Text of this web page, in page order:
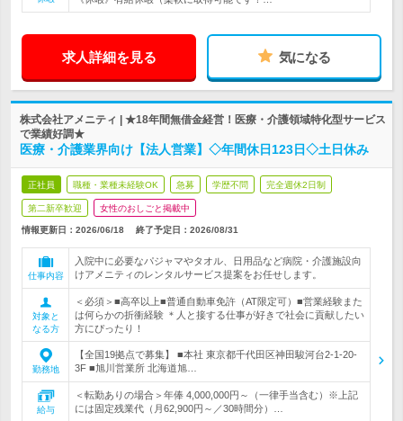
求人詳細を見る 気になる
株式会社アメニティ | ★18年間無借金経営！医療・介護領域特化型サービス
で業績好調★
医療・介護業界向け【法人営業】◇年間休日123日◇土日休み
正社員 職種・業種未経験OK 急募 学歴不問 完全週休2日制
第二新卒歓迎 女性のおしごと掲載中
情報更新日：2026/06/18 終了予定日： 2026/08/31
仕事内容
入院中に必要なパジャマやタオル、日用品など病院・介護施設向
けアメニティのレンタルサービス提案をお任せします。
対象と
なる方
＜必須＞■高卒以上■普通自動車免許（AT限定可）■営業経験また
は何らかの折衝経験 ＊人と接する仕事が好きで社会に貢献したい
方にぴったり！
勤務地
【全国19拠点で募集】 ■本社 東京都千代田区神田駿河台2-1-20-
3F ■旭川営業所 北海道旭…
給与
＜転勤ありの場合＞年俸 4,000,000円～（一律手当含む）※上記
には固定残業代（月62,900円～／30時間分）…